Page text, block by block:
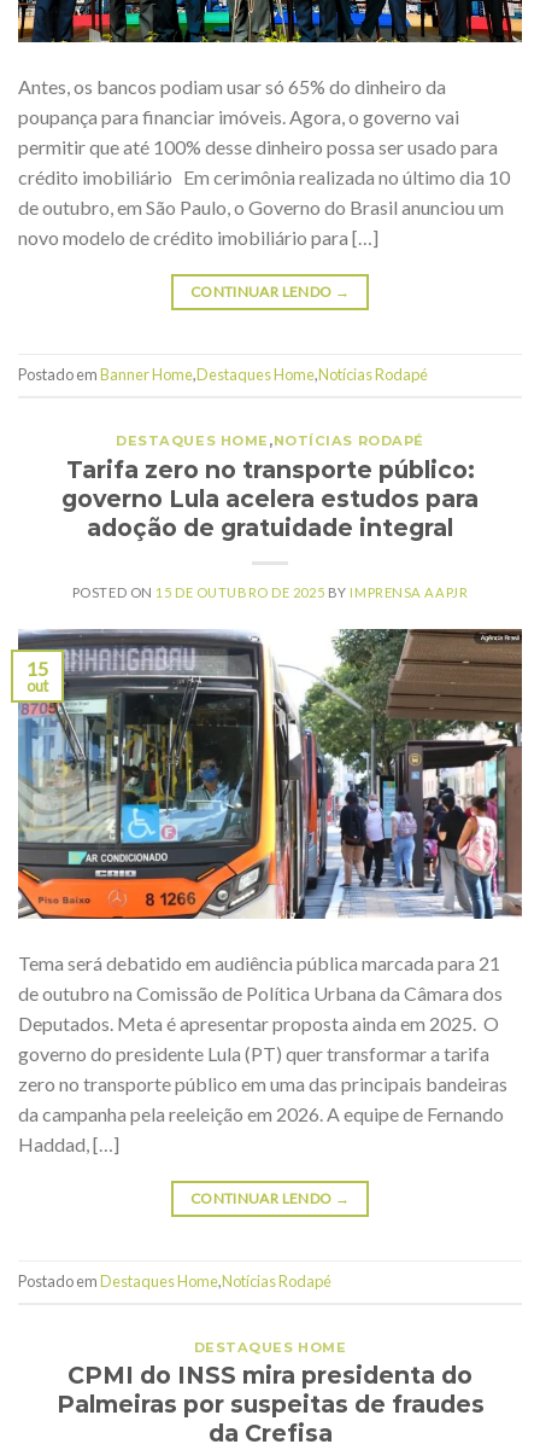
Antes, os bancos podiam usar só 65% do dinheiro da
poupança para financiar imóveis. Agora, o governo vai
permitir que até 100% desse dinheiro possa ser usado para
crédito imobiliário Em cerimônia realizada no último dia 10
de outubro, em São Paulo, o Governo do Brasil anunciou um
novo modelo de crédito imobiliário para […]
CONTINUAR LENDO →
Postado emBanner Home,Destaques Home,Notícias Rodapé
DESTAQUES HOME ,NOTÍCIAS RODAPÉ
Tarifa zero no transporte público:
governo Lula acelera estudos para
adoção de gratuidade integral
POSTED ON 15 DE OUTUBRO DE 2025 BY IMPRENSA AAPJR
15
out
Tema será debatido em audiência pública marcada para 21
de outubro na Comissão de Política Urbana da Câmara dos
Deputados. Meta é apresentar proposta ainda em 2025. O
governo do presidente Lula (PT) quer transformar a tarifa
zero no transporte público em uma das principais bandeiras
da campanha pela reeleição em 2026. A equipe de Fernando
Haddad, […]
CONTINUAR LENDO →
Postado emDestaques Home,Notícias Rodapé
DESTAQUES HOME
CPMI do INSS mira presidenta do
Palmeiras por suspeitas de fraudes
da Crefisa